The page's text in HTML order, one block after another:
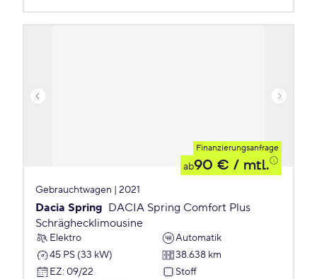
Finanzierungsanfrage
ab90 € / mtl.
Gebrauchtwagen | 2021
Dacia Spring DACIA Spring Comfort Plus
Schräghecklimousine
Elektro
Automatik
45 PS (33 kW)
38.638 km
EZ: 09/22 Stoff